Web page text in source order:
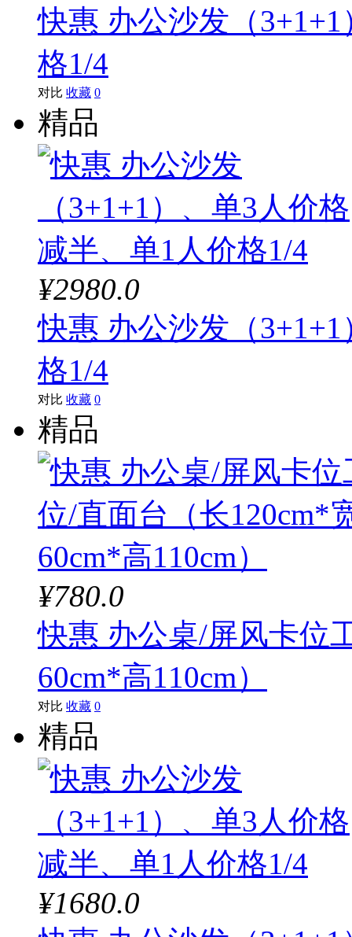
快惠 办公沙发（
格1/4
对比 收藏 0
精品
¥2980.0
快惠 办公沙发（
格1/4
对比 收藏 0
精品
¥780.0
快惠 办公桌/屏风卡位
60cm*高110cm）
对比 收藏 0
精品
¥1680.0